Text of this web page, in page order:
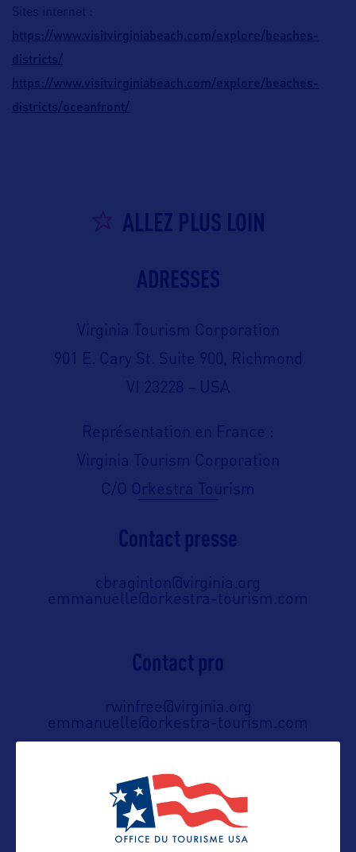
Sites internet :
https://www.visitvirginiabeach.com/explore/beaches-
districts/
https://www.visitvirginiabeach.com/explore/beaches-
districts/oceanfront/
ALLEZ PLUS LOIN
ADRESSES
Virginia Tourism Corporation
901 E. Cary St. Suite 900, Richmond
VI 23228 – USA
Représentation en France :
Virginia Tourism Corporation
C/O Orkestra Tourism
Contact presse
cbraginton@virginia.org
emmanuelle@orkestra-tourism.com
Contact pro
rwinfree@virginia.org
emmanuelle@orkestra-tourism.com
Contact grand public
rwinfree@virginia.org
emmanuelle@orkestra-tourism.com